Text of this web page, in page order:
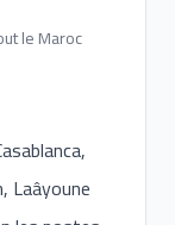
le Maroc
Laâyoune